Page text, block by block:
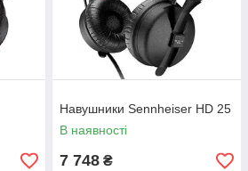
Навушники Sennheiser HD 25
В наявності
7 748 ₴